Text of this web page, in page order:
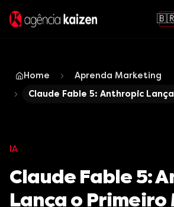
Home
Aprenda Marketing
Claude Fable 5: Anthropic
IA
Claude Fable 5:
Lança o Primeiro